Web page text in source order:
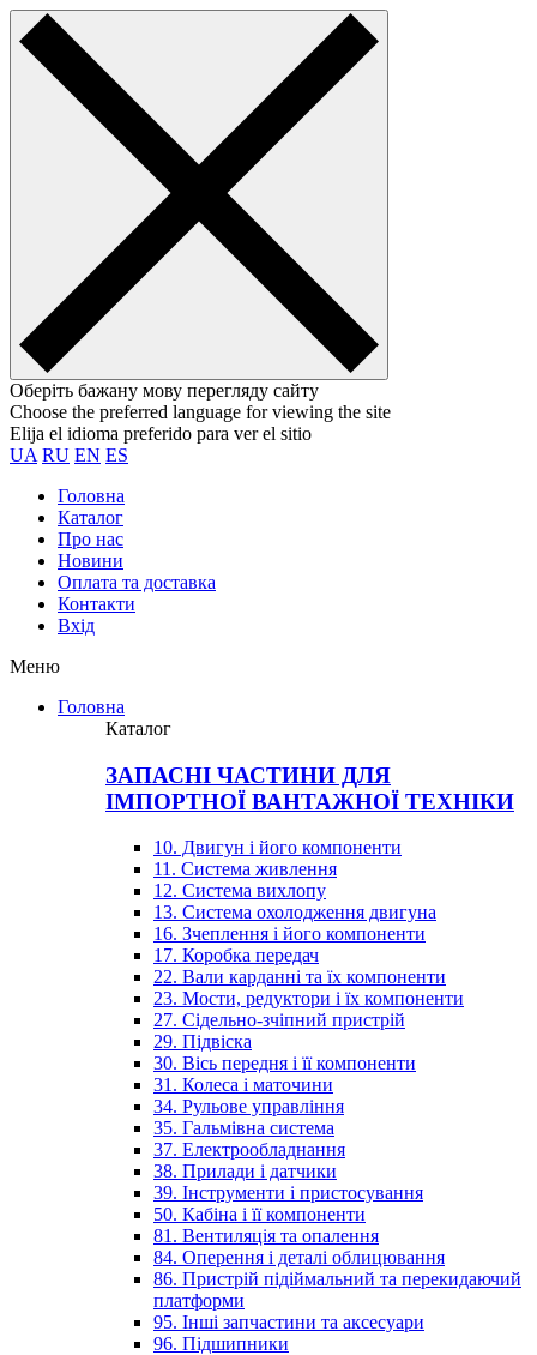
Оберіть бажану мову перегляду сайту
Choose the preferred language for viewing the site
Elija el idioma preferido para ver el sitio
UA RU EN ES
Головна
Каталог
Про нас
Новини
Оплата та доставка
Контакти
Вхiд
Меню
Головна
Каталог
ЗАПАСНІ ЧАСТИНИ ДЛЯ
ІМПОРТНОЇ ВАНТАЖНОЇ ТЕХНІКИ
10. Двигун і його компоненти
11. Система живлення
12. Система вихлопу
13. Система охолодження двигуна
16. Зчеплення і його компоненти
17. Коробка передач
22. Вали карданні та їх компоненти
23. Мости, редуктори і їх компоненти
27. Сідельно-зчіпний пристрій
29. Підвіска
30. Вісь передня і її компоненти
31. Колеса і маточини
34. Рульове управління
35. Гальмівна система
37. Електрообладнання
38. Прилади і датчики
39. Інструменти і пристосування
50. Кабіна і її компоненти
81. Вентиляція та опалення
84. Оперення і деталі облицювання
86. Пристрій підіймальний та перекидаючий
платформи
95. Інші запчастини та аксесуари
96. Підшипники